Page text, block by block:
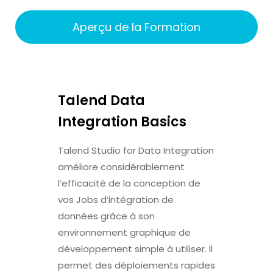
Aperçu de la Formation
Talend Data
Integration Basics
Talend Studio for Data Integration
améliore considérablement
l’efficacité de la conception de
vos Jobs d’intégration de
données grâce à son
environnement graphique de
développement simple à utiliser. Il
permet des déploiements rapides